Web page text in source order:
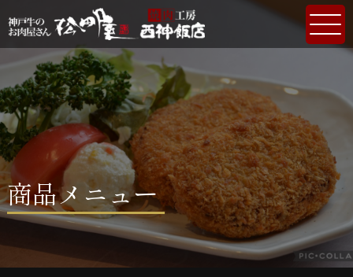
商品メニュー